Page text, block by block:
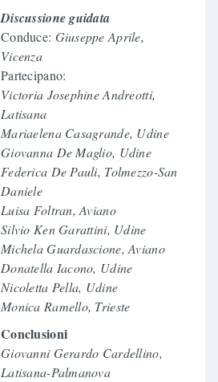
Discussione guidata
Conduce: Giuseppe Aprile,
Vicenza
Partecipano:
Victoria Josephine Andreotti,
Latisana
Mariaelena Casagrande, Udine
Giovanna De Maglio, Udine
Federica De Pauli, Tolmezzo-San
Daniele
Luisa Foltran, Aviano
Silvio Ken Garattini, Udine
Michela Guardascione, Aviano
Donatella Iacono, Udine
Nicoletta Pella, Udine
Monica Ramello, Trieste
Conclusioni
Giovanni Gerardo Cardellino,
Latisana-Palmanova